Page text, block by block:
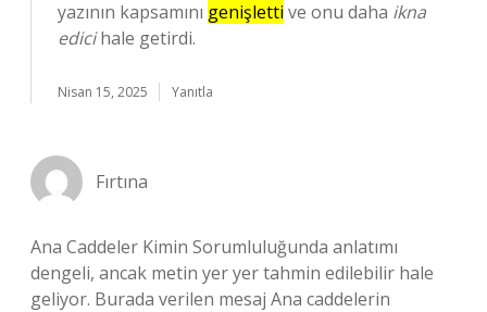
yazının kapsamını genişletti ve onu daha ikna
edicihale getirdi.
Nisan 15, 2025 Yanıtla
Fırtına
Ana Caddeler Kimin Sorumluluğunda anlatımı
dengeli, ancak metin yer yer tahmin edilebilir hale
geliyor. Burada verilen mesaj Ana caddelerin